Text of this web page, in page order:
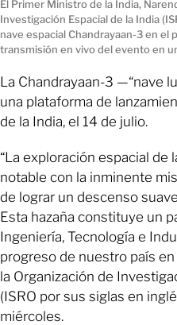
El Primer Ministro de la India,
Investigación Espacial de la India
nave espacial Chandrayaan-3 en el
transmisión en vivo del evento en
La Chandrayaan-3 —“nave
una plataforma de
de la India, el 14 de julio.
“La exploración espacial de
notable con la inminente
de lograr un descenso
Esta hazaña constituye un
Ingeniería, Tecnología e
progreso de nuestro país
la Organización de
(ISRO por sus siglas en
miércoles.